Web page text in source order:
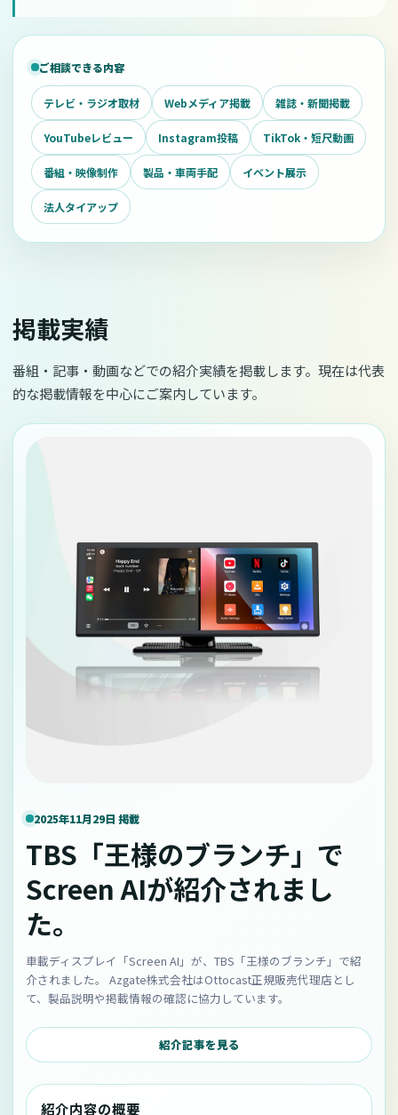
ご相談できる内容
テレビ・ラジオ取材 Webメディア掲載 雑誌・新聞掲載
YouTubeレビュー Instagram投稿 TikTok・短尺動画
番組・映像制作 製品・車両手配 イベント展示
法人タイアップ
掲載実績
番組・記事・動画などでの紹介実績を掲載します。現在は代表
的な掲載情報を中心にご案内しています。
2025年11月29日 掲載
TBS「王様のブランチ」で
Screen AIが紹介されまし
た。
車載ディスプレイ「Screen AI」が、TBS「王様のブランチ」で紹
介されました。 Azgate株式会社はOttocast正規販売代理店とし
て、製品説明や掲載情報の確認に協力しています。
紹介記事を見る
紹介内容の概要